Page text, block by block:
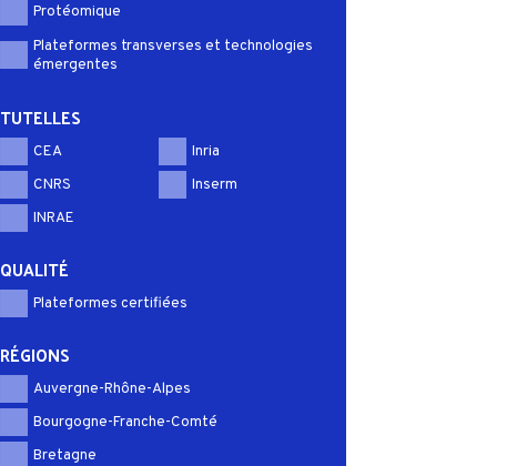
Protéomique
Plateformes transverses et technologies
émergentes
TUTELLES
CEA
CNRS
INRAE
Inria
Inserm
QUALITÉ
Plateformes certifiées
RÉGIONS
Auvergne-Rhône-Alpes
Bourgogne-Franche-Comté
Bretagne